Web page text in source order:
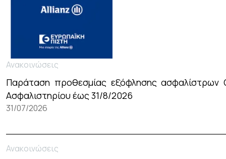
Ανακοινώσεις
Παράταση προθεσμίας εξόφλησης ασφαλίστρων
Ασφαλιστηρίου έως 31/8/2026
31/07/2026
Ανακοινώσεις